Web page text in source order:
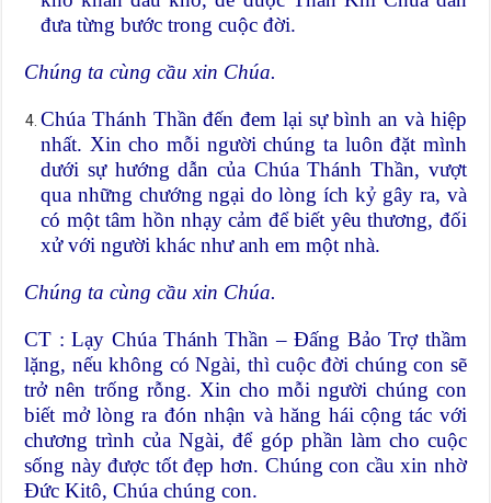
đưa từng bước trong cuộc đời.
Chúng ta cùng cầu xin Chúa.
Chúa Thánh Thần đến đem lại sự bình an và hiệp
nhất. Xin cho mỗi người chúng ta luôn đặt mình
dưới sự hướng dẫn của Chúa Thánh Thần, vượt
qua những chướng ngại do lòng ích kỷ gây ra, và
có một tâm hồn nhạy cảm để biết yêu thương, đối
xử với người khác như anh em một nhà.
Chúng ta cùng cầu xin Chúa.
CT : Lạy Chúa Thánh Thần – Đấng Bảo Trợ thầm
lặng, nếu không có Ngài, thì cuộc đời chúng con sẽ
trở nên trống rỗng. Xin cho mỗi người chúng con
biết mở lòng ra đón nhận và hăng hái cộng tác với
chương trình của Ngài, để góp phần làm cho cuộc
sống này được tốt đẹp hơn. Chúng con cầu xin nhờ
Đức Kitô, Chúa chúng con.